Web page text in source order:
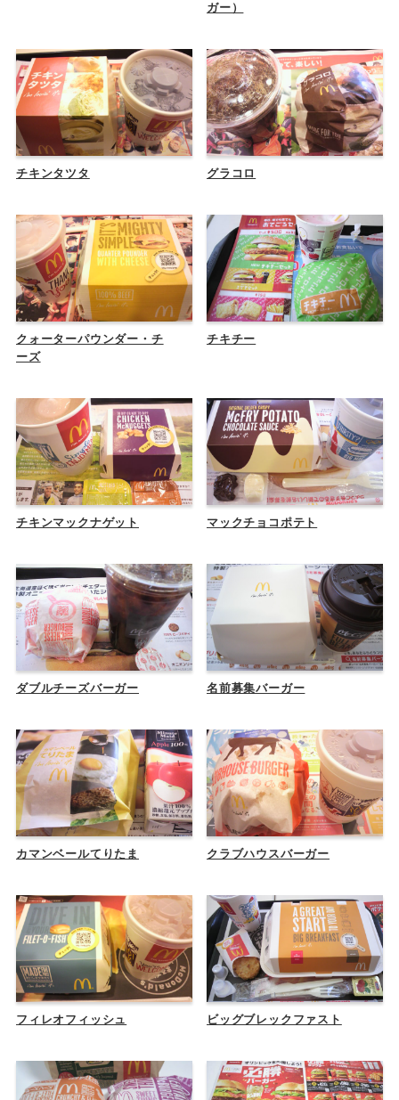
ガー）
チキンタツタ グラコロ
クォーターパウンダー・チ
ーズ
チキチー
チキンマックナゲット マックチョコポテト
ダブルチーズバーガー 名前募集バーガー
カマンベールてりたま クラブハウスバーガー
フィレオフィッシュ ビッグブレックファスト